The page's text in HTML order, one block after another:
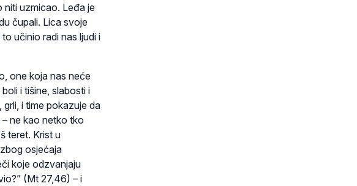
niti uzmicao. Leđa je
čupali. Lica svoje
učinio radi nas ljudi i
one koja nas neće
i tišine, slabosti i
i time pokazuje da
ne kao netko tko
teret. Krist u
osjećaja
koje odzvanjaju
(Mt 27,46) – i